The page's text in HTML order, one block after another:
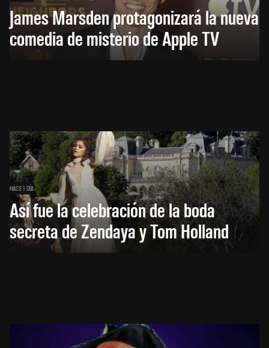
James Marsden protagonizará la nueva
comedia de misterio de Apple TV
HACE 1 DÍA
Así fue la celebración de la boda
secreta de Zendaya y Tom Holland